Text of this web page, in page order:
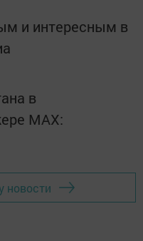
и интересным в
в
MАХ:
новости